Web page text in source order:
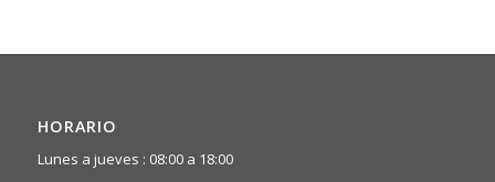
HORARIO
Lunes a jueves : 08:00 a 18:00